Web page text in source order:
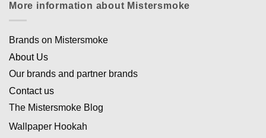
More information about Mistersmoke
Brands on Mistersmoke
About Us
Our brands and partner brands
Contact us
The Mistersmoke Blog
Wallpaper Hookah